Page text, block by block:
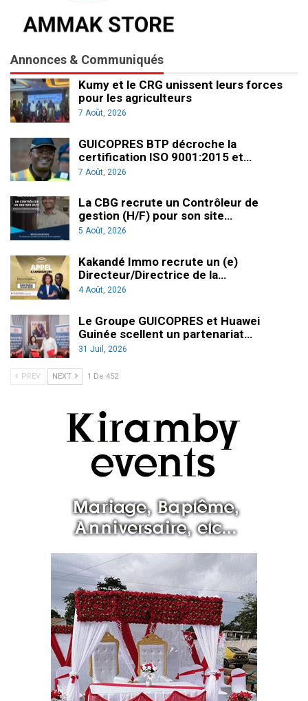
Annonces & Communiqués
Kumy et le CRG unissent leurs forces
pour les agriculteurs
7 Août, 2026
GUICOPRES BTP décroche la
certification ISO 9001:2015 et…
7 Août, 2026
La CBG recrute un Contrôleur de
gestion (H/F) pour son site…
5 Août, 2026
Kakandé Immo recrute un (e)
Directeur/Directrice de la…
4 Août, 2026
Le Groupe GUICOPRES et Huawei
Guinée scellent un partenariat…
31 Juil, 2026
PREV NEXT 1 De 452